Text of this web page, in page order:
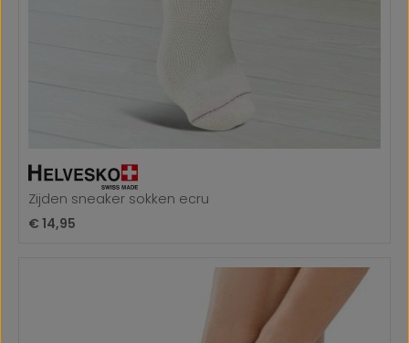
Zijden sneaker sokken ecru
Normale prijs:
€ 14,95